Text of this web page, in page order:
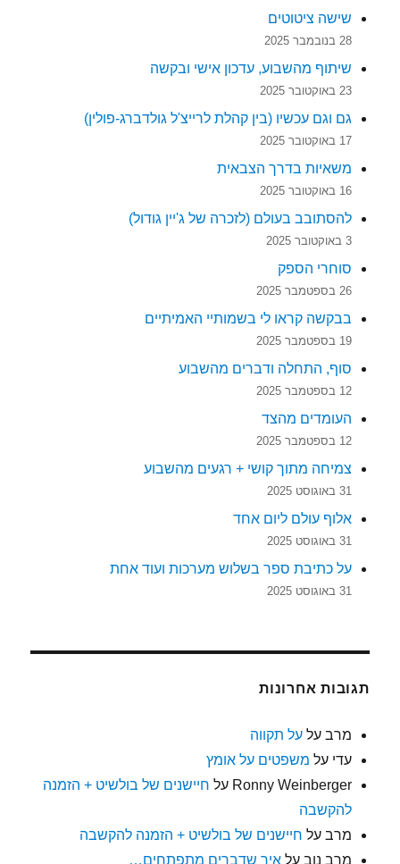
שישה ציטוטים
28 בנובמבר 2025
שיתוף מהשבוע, עדכון אישי ובקשה
23 באוקטובר 2025
גם וגם עכשיו (בין קהלת לרייצ'ל גולדברג-פולין)
17 באוקטובר 2025
משאיות בדרך הצבאית
16 באוקטובר 2025
להסתובב בעולם (לזכרה של ג'יין גודול)
3 באוקטובר 2025
סוחרי הספק
26 בספטמבר 2025
בבקשה קראו לי בשמותיי האמיתיים
19 בספטמבר 2025
סוף, התחלה ודברים מהשבוע
12 בספטמבר 2025
העומדים מהצד
12 בספטמבר 2025
צמיחה מתוך קושי + רגעים מהשבוע
31 באוגוסט 2025
אלוף עולם ליום אחד
31 באוגוסט 2025
על כתיבת ספר בשלוש מערכות ועוד אחת
31 באוגוסט 2025
תגובות אחרונות
מרב עלעל תקווה
עדי על משפטים על אומץ
Ronny Weinberger על חיישנים של בולשיט + הזמנה
להקשבה
מרב על חיישנים של בולשיט + הזמנה להקשבה
מרב נוב עלאיך שדברים מתפתחים…